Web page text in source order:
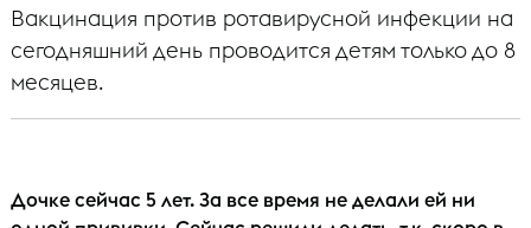
Вакцинация против ротавирусной инфекции на
сегодняшний день проводится детям только до 8
месяцев.
Дочке сейчас 5 лет. За все время не делали ей ни